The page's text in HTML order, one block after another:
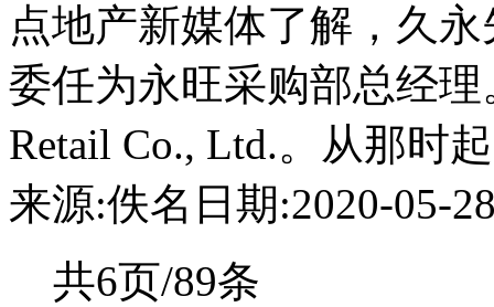
点地产新媒体了解，久
委任为永旺采购部总经
Retail Co., Ltd.。从那时
来源:佚名 日期:2020-05-
共6页/89条